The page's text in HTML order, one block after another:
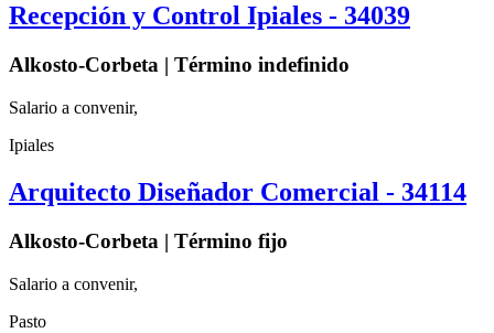
Recepción y Control Ipiales - 34039
Alkosto-Corbeta | Término indefinido
Salario a convenir,
Ipiales
Arquitecto Diseñador Comercial - 34114
Alkosto-Corbeta | Término fijo
Salario a convenir,
Pasto